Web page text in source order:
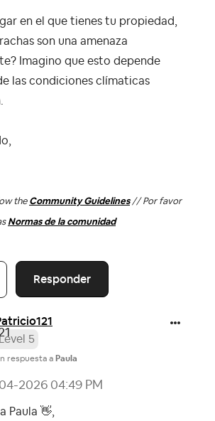
en el que tienes tu propiedad,
son una amenaza
Imagino que esto depende
las condiciones clímaticas
the Community Guidelines// Por favor
Normas de la comunidad
Responder
5
respuesta a Paula
2026 04:49 PM
Paula 👋